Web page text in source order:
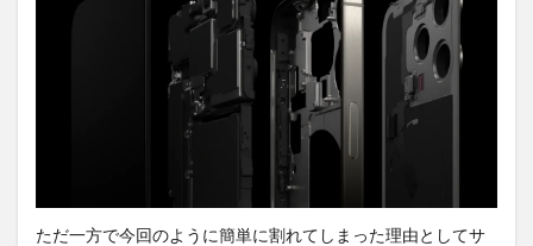
ただ一方で今回のように簡単に割れてしまった理由としてサ